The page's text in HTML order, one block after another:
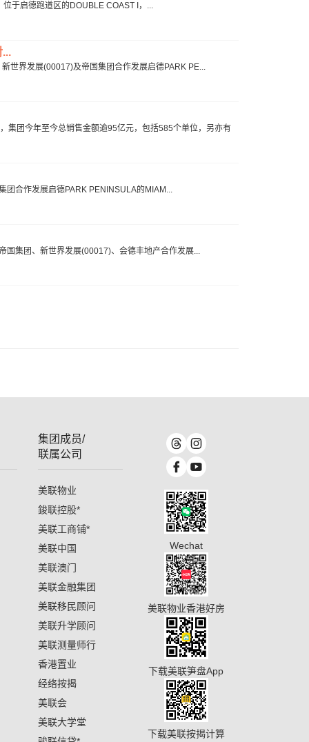
于启德跑道区的DOUBLE COAST I，...
世界发展(00017)及帝国集团合作发展启德PARK PE...
集团今年至今总销售金额逾95亿元，包括585个单位，另亦有
合作发展启德PARK PENINSULA的MIAM...
国集团、新世界发展(00017)、会德丰地产合作发展...
集团成员/
联属公司
美联物业
鋑联控股*
美联工商铺*
美联中国
美联澳门
美联金融集团
美联移民顾问
美联升学顾问
美联测量师行
香港置业
经络按揭
美联会
美联大学堂
Wechat
美联物业香港好房
下载美联笋盘App
下载美联按揭计算